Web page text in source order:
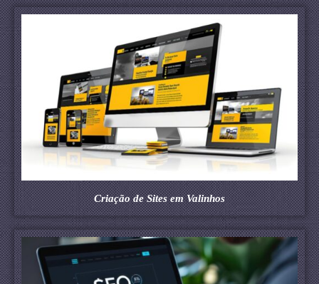
Criação de Sites em Valinhos